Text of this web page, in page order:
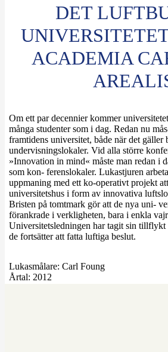
DET
ACADEMIA
Om ett par decennier kommer
många studenter som i dag. Redan nu
framtidens universitet, både när det gäller
undervisningslokaler. Vid alla större
»Innovation in mind« måste man redan i
som kon- ferenslokaler. Lukastjuren
uppmaning med ett ko-operativt projekt
universitetshus i form av innovativa
Bristen på tomtmark gör att de nya uni-
förankrade i verkligheten, bara i enkla
Universitetsledningen har tagit sin tillflykt
de fortsätter att fatta luftiga beslut.
Lukasmålare: Carl Foung
Årtal: 2012